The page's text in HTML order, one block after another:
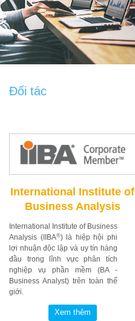
Đối tác
International Institute of
Business Analysis
International Institute of Business
Analysis (IIBA®) là hiệp hội phi
lợi nhuận độc lập và uy tín hàng
đầu trong lĩnh vực phân tích
nghiệp vụ phần mềm (BA -
Business Analyst) trên toàn thế
giới.